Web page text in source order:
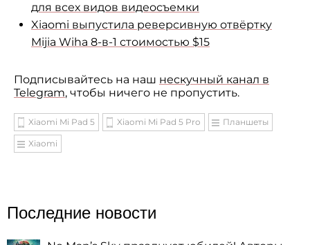
для всех видов видеосъемки
Xiaomi выпустила реверсивную отвёртку
Mijia Wiha 8-в-1 стоимостью $15
Подписывайтесь на наш нескучный канал в
Telegram, чтобы ничего не пропустить.
Xiaomi Mi Pad 5 Xiaomi Mi Pad 5 Pro Планшеты
Xiaomi
Последние новости